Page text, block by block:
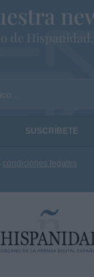
de Hispanidad,
condiciones legales